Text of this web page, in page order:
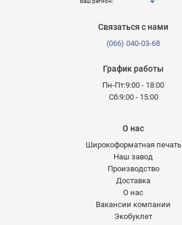
Связаться с нами
(066) 040-03-68
График работы
Пн-Пт:9:00 - 18:00
Сб:9:00 - 15:00
О нас
Широкоформатная печать
Наш завод
Производство
Доставка
О нас
Вакансии компании
Экобуклет